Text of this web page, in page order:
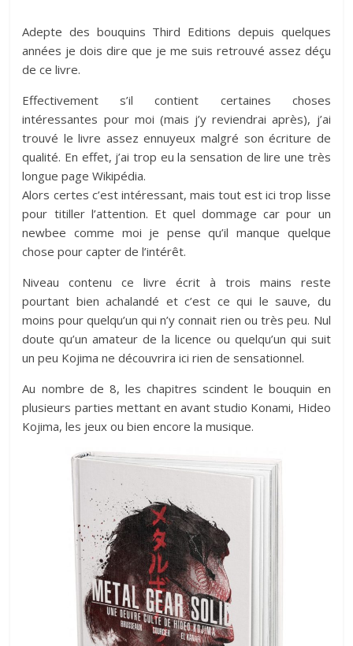
Adepte des bouquins Third Editions depuis quelques
années je dois dire que je me suis retrouvé assez déçu
de ce livre.
Effectivement s’il contient certaines choses
intéressantes pour moi (mais j’y reviendrai après), j’ai
trouvé le livre assez ennuyeux malgré son écriture de
qualité. En effet, j’ai trop eu la sensation de lire une très
longue page Wikipédia.
Alors certes c’est intéressant, mais tout est ici trop lisse
pour titiller l’attention. Et quel dommage car pour un
newbee comme moi je pense qu’il manque quelque
chose pour capter de l’intérêt.
Niveau contenu ce livre écrit à trois mains reste
pourtant bien achalandé et c’est ce qui le sauve, du
moins pour quelqu’un qui n’y connait rien ou très peu. Nul
doute qu’un amateur de la licence ou quelqu’un qui suit
un peu Kojima ne découvrira ici rien de sensationnel.
Au nombre de 8, les chapitres scindent le bouquin en
plusieurs parties mettant en avant studio Konami, Hideo
Kojima, les jeux ou bien encore la musique.